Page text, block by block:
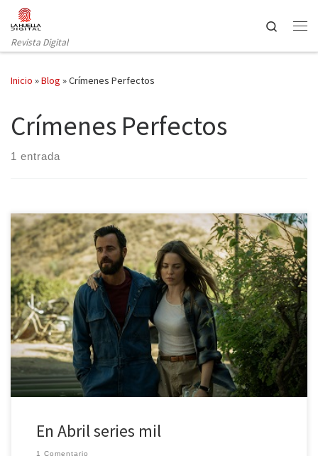
Saltar al contenido
Revista Digital
Search
Inicio »Blog »Crímenes Perfectos
Crímenes Perfectos
1 entrada
Recién terminado el mes de Abril hacemos un repaso de algunas
de la series que al igual que la lluvia tan propia del mes, han caído
sobre nuestras pantallas en este mes tan intenso, siempre gracias
a los compañeros de mundoplus.tv LA COSTA DE LOS MOSQUITOS
Desde el viernes 30 […]
En Abril series mil
1 Comentario